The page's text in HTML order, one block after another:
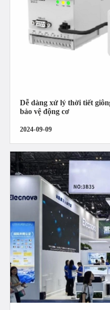
Dễ dàng xử lý thời tiết
bảo vệ động cơ
2024-09-09